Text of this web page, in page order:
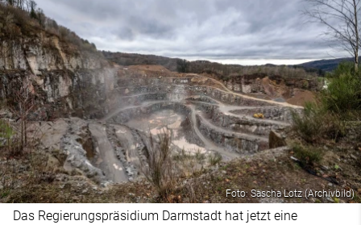
Foto: Sascha Lotz (Archivbild)
Das Regierungspräsidium Darmstadt hat jetzt eine